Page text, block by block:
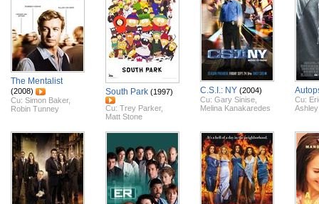
The Mentalist
(2008)
Cu: Simon Baker,
Robin Tunney
South Park (1997)
Cu: Trey Parker,
Matt Stone
C.S.I.: NY (2004)
Cu: Gary Sinise
Melina Kanakaredes
Cu: